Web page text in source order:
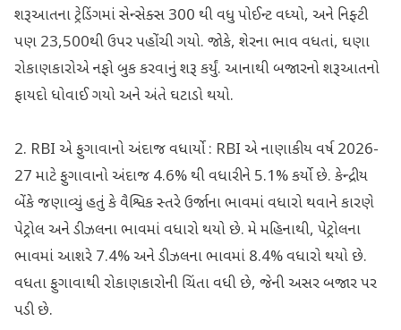
શરૂઆતના ટ્રેડિંગમાં સેન્સેક્સ 300 થી વધુ પોઈન્ટ વધ્યો, અને નિફ્ટી
પણ 23,500થી ઉપર પહોંચી ગયો. જોકે, શેરના ભાવ વધતાં, ઘણા
રોકાણકારોએ નફો બુક કરવાનું શરૂ કર્યું. આનાથી બજારનો શરૂઆતનો
ફાયદો ધોવાઈ ગયો અને અંતે ઘટાડો થયો.
2. RBI એ ફુગાવાનો અંદાજ વધાર્યો : RBI એ નાણાકીય વર્ષ 2026-
27 માટે ફુગાવાનો અંદાજ 4.6% થી વધારીને 5.1% કર્યો છે. કેન્દ્રીય
બેંકે જણાવ્યું હતું કે વૈશ્વિક સ્તરે ઉર્જાના ભાવમાં વધારો થવાને કારણે
પેટ્રોલ અને ડીઝલના ભાવમાં વધારો થયો છે. મે મહિનાથી, પેટ્રોલના
ભાવમાં આશરે 7.4% અને ડીઝલના ભાવમાં 8.4% વધારો થયો છે.
વધતા ફુગાવાથી રોકાણકારોની ચિંતા વધી છે, જેની અસર બજાર પર
પડી છે.